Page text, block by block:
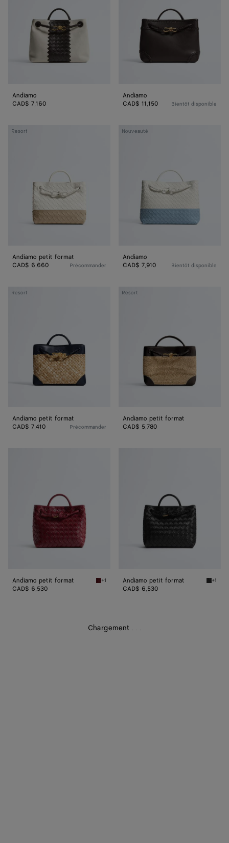
Andiamo
CAD$ 7,160
Andiamo
CAD$ 11,150
Bientôt disponible
Resort
Andiamo
Andiamo petit format
CAD$ 6,660
Précommander
Nouveauté
Andiamo
Andiamo
CAD$ 7,910
Bientôt disponible
Resort
Andiamo
Andiamo petit format
CAD$ 7,410
Précommander
Resort
Andiamo
Andiamo petit format
CAD$ 5,780
Andiamo petit format Lava red Andiamo petit format
+1
CAD$ 6,530
Andiamo petit format Black
+1
CAD$ 6,530
Chargement . . .